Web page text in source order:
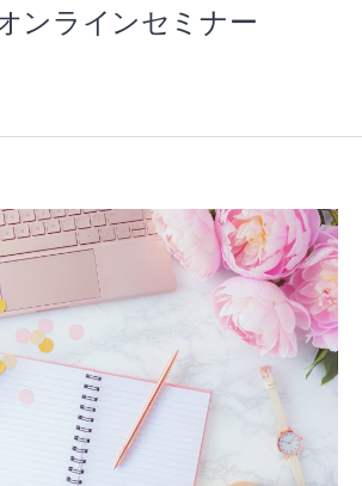
ンラインセミナー